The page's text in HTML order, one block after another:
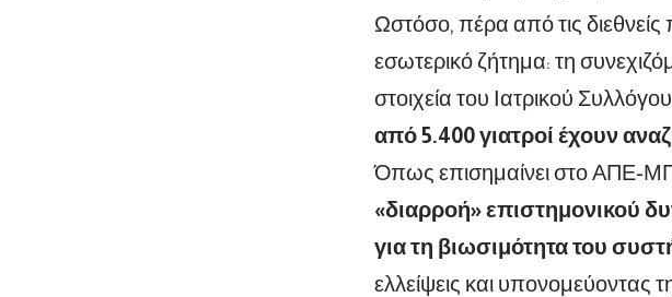
Ωστόσο, πέρα από τις
εσωτερικό ζήτημα: τη
στοιχεία του Ιατρικού
από 5.400 γιατροί έχουν
Όπως επισημαίνει στο ΑΠΕ-
«διαρροή» επιστημονικού
για τη βιωσιμότητα του
ελλείψεις και υπονομεύοντας